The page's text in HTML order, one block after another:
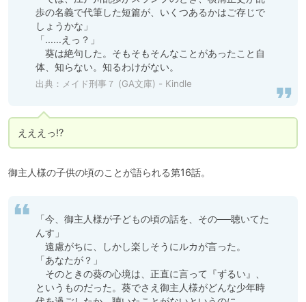
歩の名義で代筆した短篇が、いくつあるかはご存じで
しょうかな」
「……えっ？」
葵は絶句した。そもそもそんなことがあったこと自
体、知らない。知るわけがない。
出典： メイド刑事７ (GA文庫) - Kindle
えええっ!?
御主人様の子供の頃のことが語られる第16話。
「今、御主人様が子どもの頃の話を、その──聴いてた
んす」
遠慮がちに、しかし楽しそうにルカが言った。
「あなたが？」
そのときの葵の心境は、正直に言って『ずるい』、
というものだった。葵でさえ御主人様がどんな少年時